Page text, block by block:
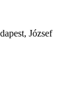
József